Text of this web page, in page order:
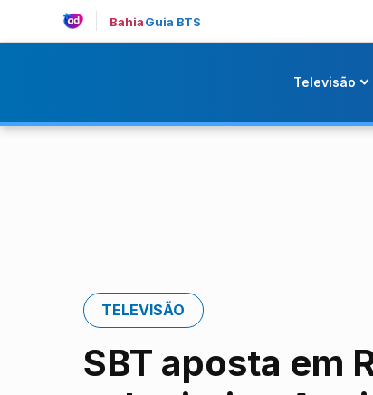
BahiaGuia BTS
Televisão
TELEVISÃO
SBT aposta em